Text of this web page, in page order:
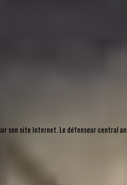
son site Internet. Le défenseur central